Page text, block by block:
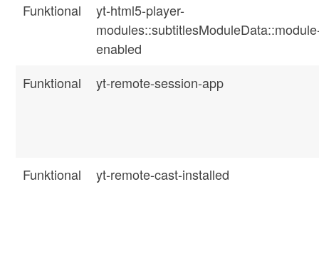
Funktional
yt-html5-player-
enabled
Funktional
yt-remote-session-app
Funktional yt-remote-cast-installed